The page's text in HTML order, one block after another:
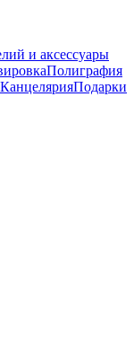
и аксессуары
Полиграфия
КанцелярияПодарки